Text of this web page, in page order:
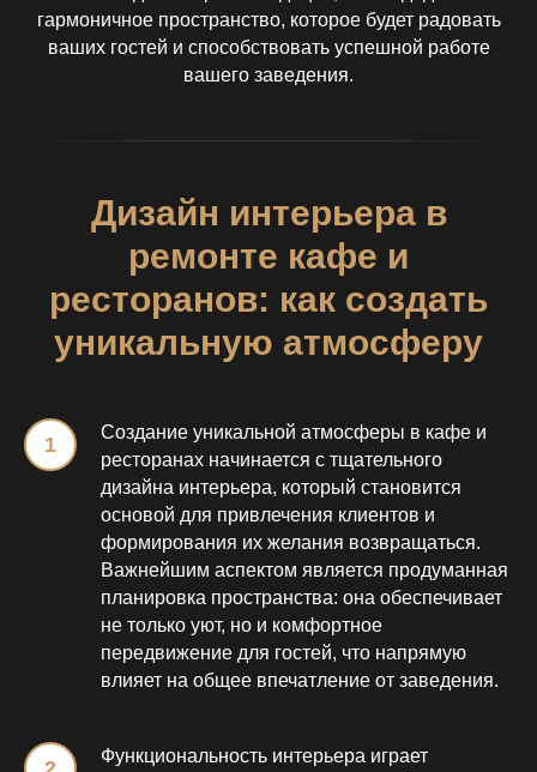
гармоничное пространство, которое будет радовать
ваших гостей и способствовать успешной работе
вашего заведения.
Дизайн интерьера в
ремонте кафе и
ресторанов: как создать
уникальную атмосферу
Создание уникальной атмосферы в кафе и
ресторанах начинается с тщательного
дизайна интерьера, который становится
основой для привлечения клиентов и
формирования их желания возвращаться.
Важнейшим аспектом является продуманная
планировка пространства: она обеспечивает
не только уют, но и комфортное
передвижение для гостей, что напрямую
влияет на общее впечатление от заведения.
Функциональность интерьера играет